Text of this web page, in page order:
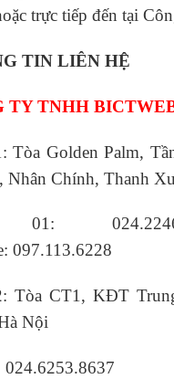
trực tiếp đến tại
TIN LIÊN HỆ
TY TNHH
Tòa Golden Palm,
Nhân Chính, Thanh
097.113.6228
Tòa CT1, KĐT
Nội
024.6253.8637